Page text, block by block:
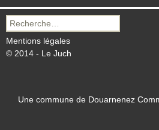
Recherche
pour :
Mentions légales
© 2014 - Le Juch
Une commune de Douarnenez